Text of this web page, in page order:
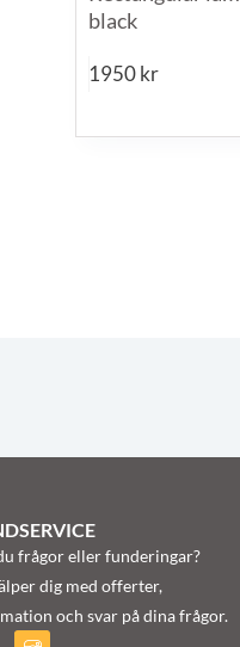
black
1950kr
frågor eller funderingar?
dig med offerter,
och svar på dina frågor.